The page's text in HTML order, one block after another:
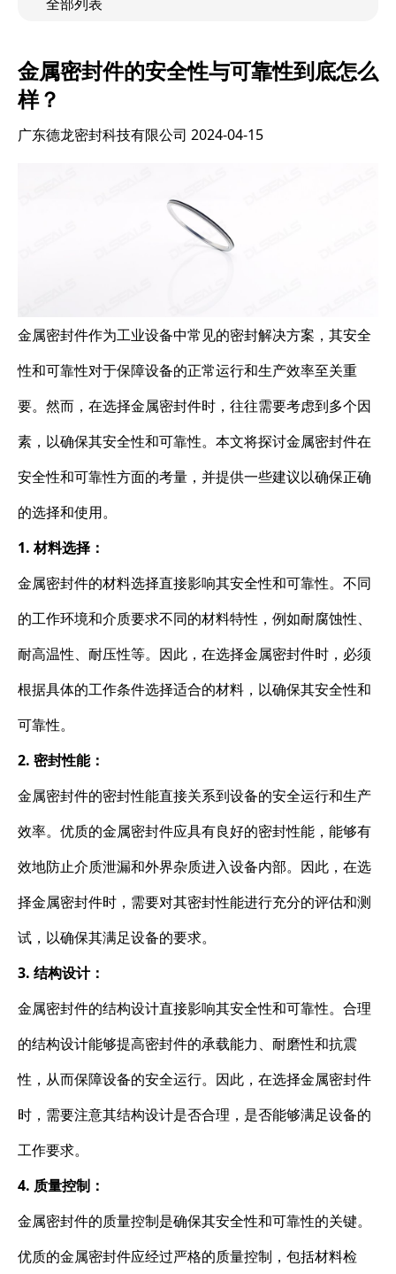
金属密封件的安全性与可靠性到底怎么
样？
广东德龙密封科技有限公司 2024-04-15
金属密封件作为工业设备中常见的密封解决方案，其安全
性和可靠性对于保障设备的正常运行和生产效率至关重
要。然而，在选择金属密封件时，往往需要考虑到多个因
素，以确保其安全性和可靠性。本文将探讨金属密封件在
安全性和可靠性方面的考量，并提供一些建议以确保正确
的选择和使用。
1. 材料选择：
金属密封件的材料选择直接影响其安全性和可靠性。不同
的工作环境和介质要求不同的材料特性，例如耐腐蚀性、
耐高温性、耐压性等。因此，在选择金属密封件时，必须
根据具体的工作条件选择适合的材料，以确保其安全性和
可靠性。
2. 密封性能：
金属密封件的密封性能直接关系到设备的安全运行和生产
效率。优质的金属密封件应具有良好的密封性能，能够有
效地防止介质泄漏和外界杂质进入设备内部。因此，在选
择金属密封件时，需要对其密封性能进行充分的评估和测
试，以确保其满足设备的要求。
3. 结构设计：
金属密封件的结构设计直接影响其安全性和可靠性。合理
的结构设计能够提高密封件的承载能力、耐磨性和抗震
性，从而保障设备的安全运行。因此，在选择金属密封件
时，需要注意其结构设计是否合理，是否能够满足设备的
工作要求。
4. 质量控制：
金属密封件的质量控制是确保其安全性和可靠性的关键。
优质的金属密封件应经过严格的质量控制，包括材料检